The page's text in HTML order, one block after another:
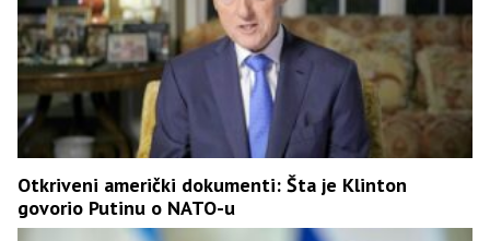
Otkriveni američki dokumenti: Šta je Klinton
govorio Putinu o NATO-u